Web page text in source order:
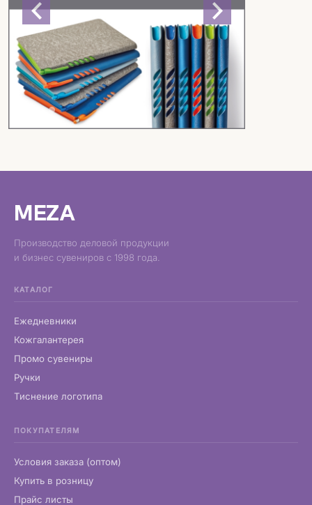
MEZA
Производство деловой продукции
и бизнес сувениров с 1998 года.
КАТАЛОГ
Ежедневники
Кожгалантерея
Промо сувениры
Ручки
Тиснение логотипа
ПОКУПАТЕЛЯМ
Условия заказа (оптом)
Купить в розницу
Прайс листы